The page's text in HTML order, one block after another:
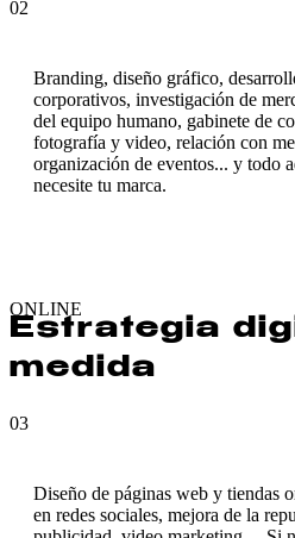
02
Branding, diseño gráfico,
corporativos, investigación de
del equipo humano, gabinete de
fotografía y video, relación con
organización de eventos... y todo
necesite tu marca.
ONLINE
Estrategia
medida
03
Diseño de páginas web y tiendas
en redes sociales, mejora de la